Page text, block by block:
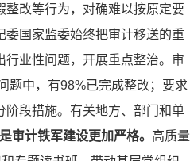
整改等行为，对确难以按原定要
国家监委始终把审计移送的重
业性问题，开展重点整治。审
题中，有98%已完成整改；要求
阶段措施。有关地方、部门和单
审计铁军建设更加严格。 高质量